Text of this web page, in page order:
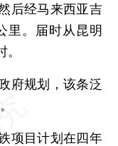
后经马来西亚吉
里。届时从昆明
府规划，该条泛
项目计划在四年